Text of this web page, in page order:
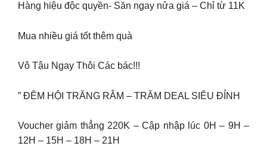
Hàng hiệu độc quyền- Săn ngay nửa giá – Chỉ từ 11K
Mua nhiều giá tốt thêm quà
Vô Tậu Ngay Thôi Các bác!!!
” ĐÊM HỘI TRĂNG RẰM – TRĂM DEAL SIÊU ĐỈNH
Voucher giảm thẳng 220K – Cập nhập lúc 0H – 9H –
12H – 15H – 18H – 21H